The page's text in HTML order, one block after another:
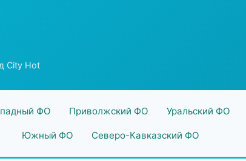
City Hot
ФО Приволжский ФО Уральский ФО
Южный ФО Северо-Кавказский ФО